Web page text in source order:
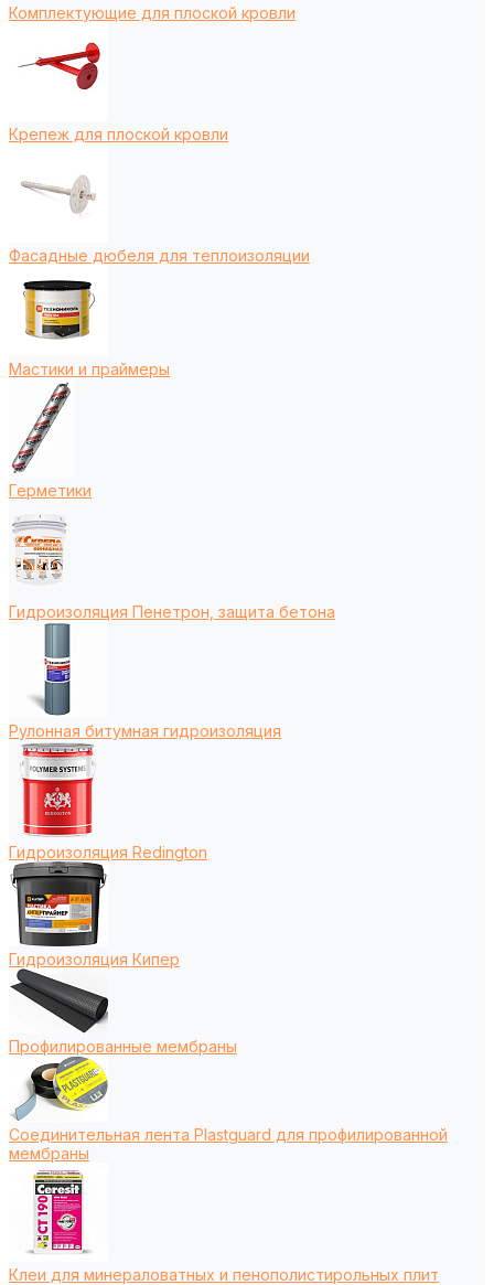
Комплектующие для плоской кровли
Крепеж для плоской кровли
Фасадные дюбеля для теплоизоляции
Мастики и праймеры
Герметики
Гидроизоляция Пенетрон, защита бетона
Рулонная битумная гидроизоляция
Гидроизоляция Redington
Гидроизоляция Кипер
Профилированные мембраны
Соединительная лента Plastguard для профилированной
мембраны
Клеи для минераловатных и пенополистирольных плит